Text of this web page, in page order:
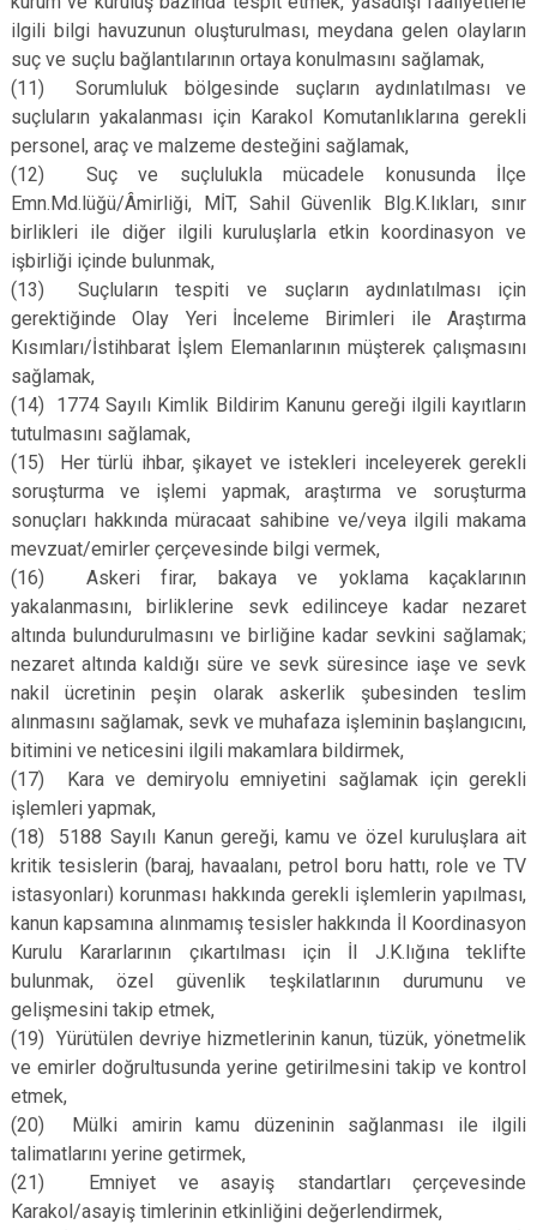
ilgili bilgi havuzunun oluşturulması, meydana gelen olayların
suç ve suçlu bağlantılarının ortaya konulmasını sağlamak,
(11)
Sorumluluk bölgesinde suçların aydınlatılması ve
suçluların yakalanması için Karakol Komutanlıklarına gerekli
personel, araç ve malzeme desteğini sağlamak,
(12)
Suç ve suçlulukla mücadele konusunda İlçe
Emn.Md.lüğü/Âmirliği, MİT, Sahil Güvenlik Blg.K.lıkları, sınır
birlikleri ile diğer ilgili kuruluşlarla etkin koordinasyon ve
işbirliği içinde bulunmak,
(13)
Suçluların tespiti ve suçların aydınlatılması için
gerektiğinde Olay Yeri İnceleme Birimleri ile Araştırma
Kısımları/İstihbarat İşlem Elemanlarının müşterek çalışmasını
sağlamak,
(14)
1774 Sayılı Kimlik Bildirim Kanunu gereği ilgili kayıtların
tutulmasını sağlamak,
(15)
Her türlü ihbar, şikayet ve istekleri inceleyerek gerekli
soruşturma ve işlemi yapmak, araştırma ve soruşturma
sonuçları hakkında müracaat sahibine ve/veya ilgili makama
mevzuat/emirler çerçevesinde bilgi vermek,
(16)
Askeri firar, bakaya ve yoklama kaçaklarının
yakalanmasını, birliklerine sevk edilinceye kadar nezaret
altında bulundurulmasını ve birliğine kadar sevkini sağlamak;
nezaret altında kaldığı süre ve sevk süresince iaşe ve sevk
nakil ücretinin peşin olarak askerlik şubesinden teslim
alınmasını sağlamak, sevk ve muhafaza işleminin başlangıcını,
bitimini ve neticesini ilgili makamlara bildirmek,
(17)
Kara ve demiryolu emniyetini sağlamak için gerekli
işlemleri yapmak,
(18)
5188 Sayılı Kanun gereği, kamu ve özel kuruluşlara ait
kritik tesislerin (baraj, havaalanı, petrol boru hattı, role ve TV
istasyonları) korunması hakkında gerekli işlemlerin yapılması,
kanun kapsamına alınmamış tesisler hakkında İl Koordinasyon
Kurulu Kararlarının çıkartılması için İl J.K.lığına teklifte
bulunmak, özel güvenlik teşkilatlarının durumunu ve
gelişmesini takip etmek,
(19) Yürütülen devriye hizmetlerinin kanun, tüzük, yönetmelik
ve emirler doğrultusunda yerine getirilmesini takip ve kontrol
etmek,
(20)
Mülki amirin kamu düzeninin sağlanması ile ilgili
talimatlarını yerine getirmek,
(21)
Emniyet ve asayiş standartları çerçevesinde
Karakol/asayiş timlerinin etkinliğini değerlendirmek,